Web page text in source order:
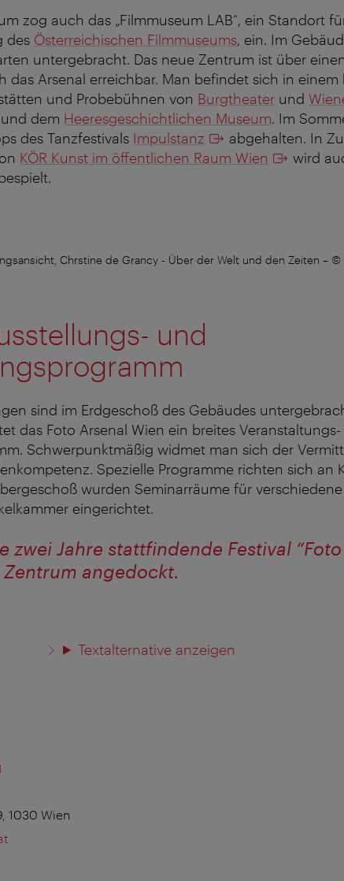
zog auch das „Filmmuseum LAB“, ein Standort
des Österreichischen Filmmuseums, ein. Im
untergebracht. Das neue Zentrum ist über
das Arsenal erreichbar. Man befindet sich in einem
und Probebühnen von Burgtheater und
und dem Heeresgeschichtlichen Museum. Im
des Tanzfestivals Impulstanz
abgehalten. In
KÖR Kunst im öffentlichen Raum Wien
wird
Chrstine de Grancy - Über der Welt und den Zeiten – ©
und
sind im Erdgeschoß des Gebäudes
das Foto Arsenal Wien ein breites
Schwerpunktmäßig widmet man sich der
Spezielle Programme richten sich an
wurden Seminarräume für
eingerichtet.
zwei Jahre stattfindende Festival “Foto
Zentrum angedockt.
Textalternative anzeigen
1030 Wien